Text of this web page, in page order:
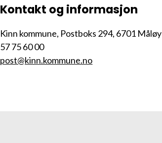
Kontakt og informasjon
Kinn kommune, Postboks 294, 6701 Måløy
57 75 60 00
post@kinn.kommune.no